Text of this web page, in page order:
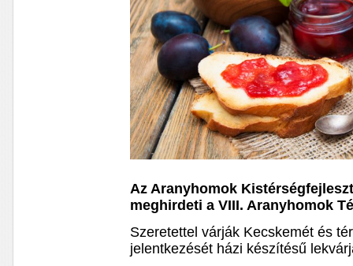
Az Aranyhomok
meghirdeti a VIII. Aranyhomok
Szeretettel várják Kecskemét és
jelentkezését házi készítésű